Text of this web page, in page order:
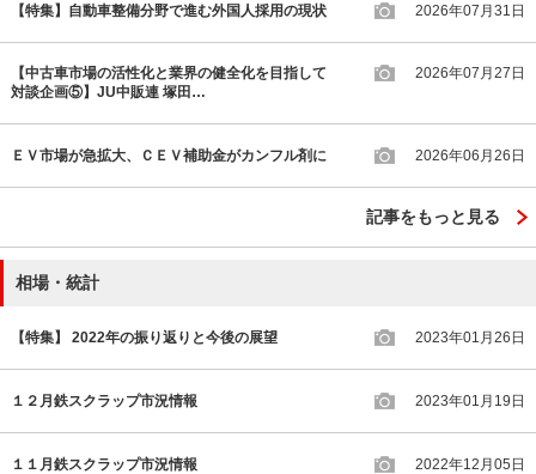
【特集】自動車整備分野で進む外国人採用の現状 2026年07月31日
【中古車市場の活性化と業界の健全化を目指して
対談企画⑤】JU中販連 塚田…
2026年07月27日
ＥＶ市場が急拡大、ＣＥＶ補助金がカンフル剤に 2026年06月26日
記事をもっと見る
相場・統計
【特集】 2022年の振り返りと今後の展望 2023年01月26日
１２月鉄スクラップ市況情報 2023年01月19日
１１月鉄スクラップ市況情報 2022年12月05日